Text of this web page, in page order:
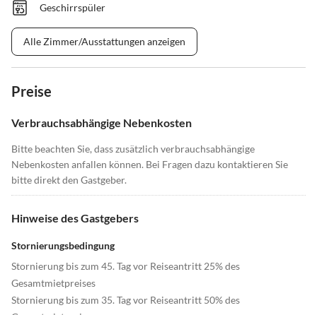
Geschirrspüler
Alle Zimmer/Ausstattungen anzeigen
Preise
Verbrauchsabhängige Nebenkosten
Bitte beachten Sie, dass zusätzlich verbrauchsabhängige
Nebenkosten anfallen können. Bei Fragen dazu kontaktieren Sie
bitte direkt den Gastgeber.
Hinweise des Gastgebers
Stornierungsbedingung
Stornierung bis zum 45. Tag vor Reiseantritt 25% des
Gesamtmietpreises
Stornierung bis zum 35. Tag vor Reiseantritt 50% des